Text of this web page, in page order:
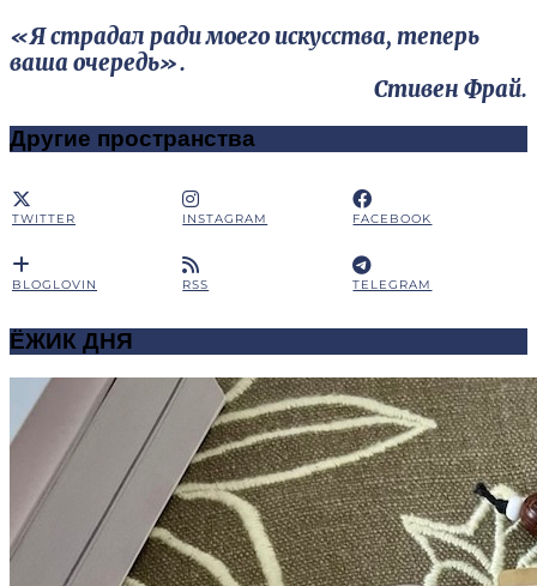
«Я страдал ради моего искусства, теперь
ваша очередь».
Стивен Фрай.
Другие пространства
TWITTER INSTAGRAM FACEBOOK
BLOGLOVIN RSS TELEGRAM
ЁЖИК ДНЯ